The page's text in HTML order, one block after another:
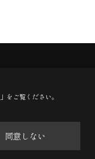
」をご覧ください。
同意しない